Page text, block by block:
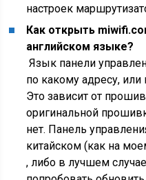
настроек
Как открыть
английском языке?
Язык панели
по какому адресу,
Это зависит от
оригинальной
нет. Панель
китайском(как на
, либо в лучшем